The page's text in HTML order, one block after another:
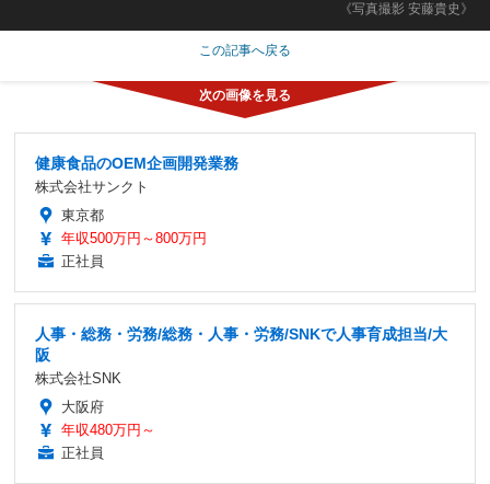
《写真撮影 安藤貴史》
この記事へ戻る
健康食品のOEM企画開発業務
株式会社サンクト
東京都
年収500万円～800万円
正社員
人事・総務・労務/総務・人事・労務/SNKで人事育成担当/大
阪
株式会社SNK
大阪府
年収480万円～
正社員